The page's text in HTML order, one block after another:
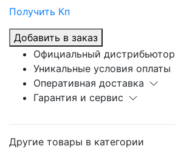
Получить Кп
Добавить в заказ
Официальный дистрибьютор
Уникальные условия оплаты
Оперативная доставка
Гарантия и сервис
Другие товары в категории